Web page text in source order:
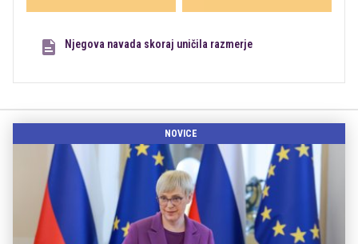
Njegova navada skoraj uničila razmerje
NOVICE